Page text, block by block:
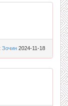
Зочин 2024-11-18